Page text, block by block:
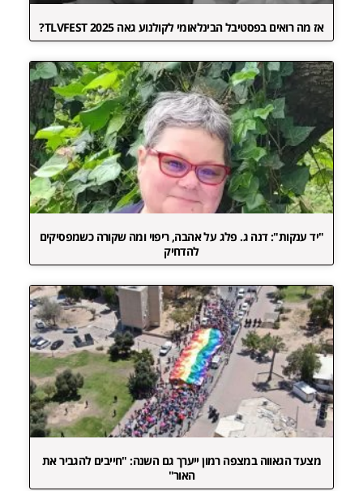
אז מה רואים בפסטיבל הבינלאומי לקולנוע גאה TLVFEST 2025?
"יד ענקות": דנה ג. פלג על אהבה, ריפוי ומה שקורה כשמפסיקים
להדחיק
מצעד הגאווה במצפה רמון ייערך גם השנה: "חייבים להגביר את
האור"